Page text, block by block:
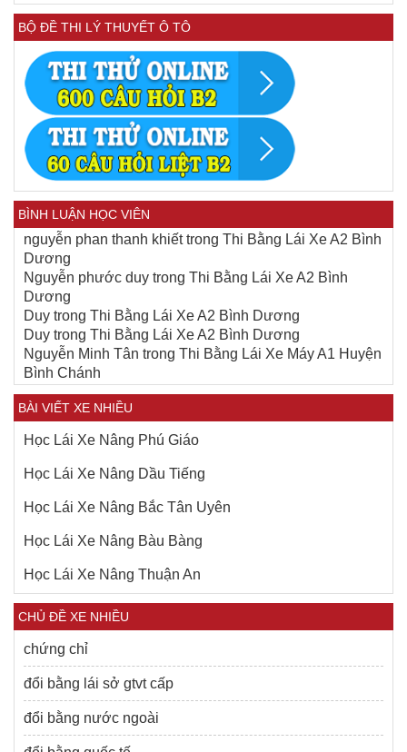
BỘ ĐỀ THI LÝ THUYẾT Ô TÔ
BÌNH LUẬN HỌC VIÊN
nguyễn phan thanh khiếttrong Thi Bằng Lái Xe A2 Bình
Dương
Nguyễn phước duy trong Thi Bằng Lái Xe A2 Bình
Dương
Duy trong Thi Bằng Lái Xe A2 Bình Dương
Duy trong Thi Bằng Lái Xe A2 Bình Dương
Nguyễn Minh Tân trong Thi Bằng Lái Xe Máy A1 Huyện
Bình Chánh
BÀI VIẾT XE NHIỀU
Học Lái Xe Nâng Phú Giáo
Học Lái Xe Nâng Dầu Tiếng
Học Lái Xe Nâng Bắc Tân Uyên
Học Lái Xe Nâng Bàu Bàng
Học Lái Xe Nâng Thuận An
CHỦ ĐỀ XE NHIỀU
chứng chỉ
đổi bằng lái sở gtvt cấp
đổi bằng nước ngoài